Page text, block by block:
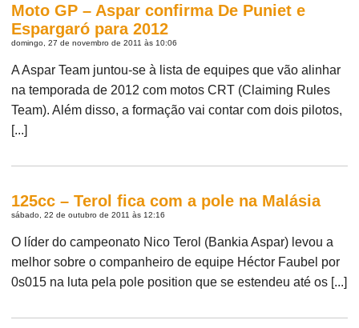
Moto GP – Aspar confirma De Puniet e
Espargaró para 2012
domingo, 27 de novembro de 2011 às 10:06
A Aspar Team juntou-se à lista de equipes que vão alinhar
na temporada de 2012 com motos CRT (Claiming Rules
Team). Além disso, a formação vai contar com dois pilotos,
[...]
125cc – Terol fica com a pole na Malásia
sábado, 22 de outubro de 2011 às 12:16
O líder do campeonato Nico Terol (Bankia Aspar) levou a
melhor sobre o companheiro de equipe Héctor Faubel por
0s015 na luta pela pole position que se estendeu até os [...]